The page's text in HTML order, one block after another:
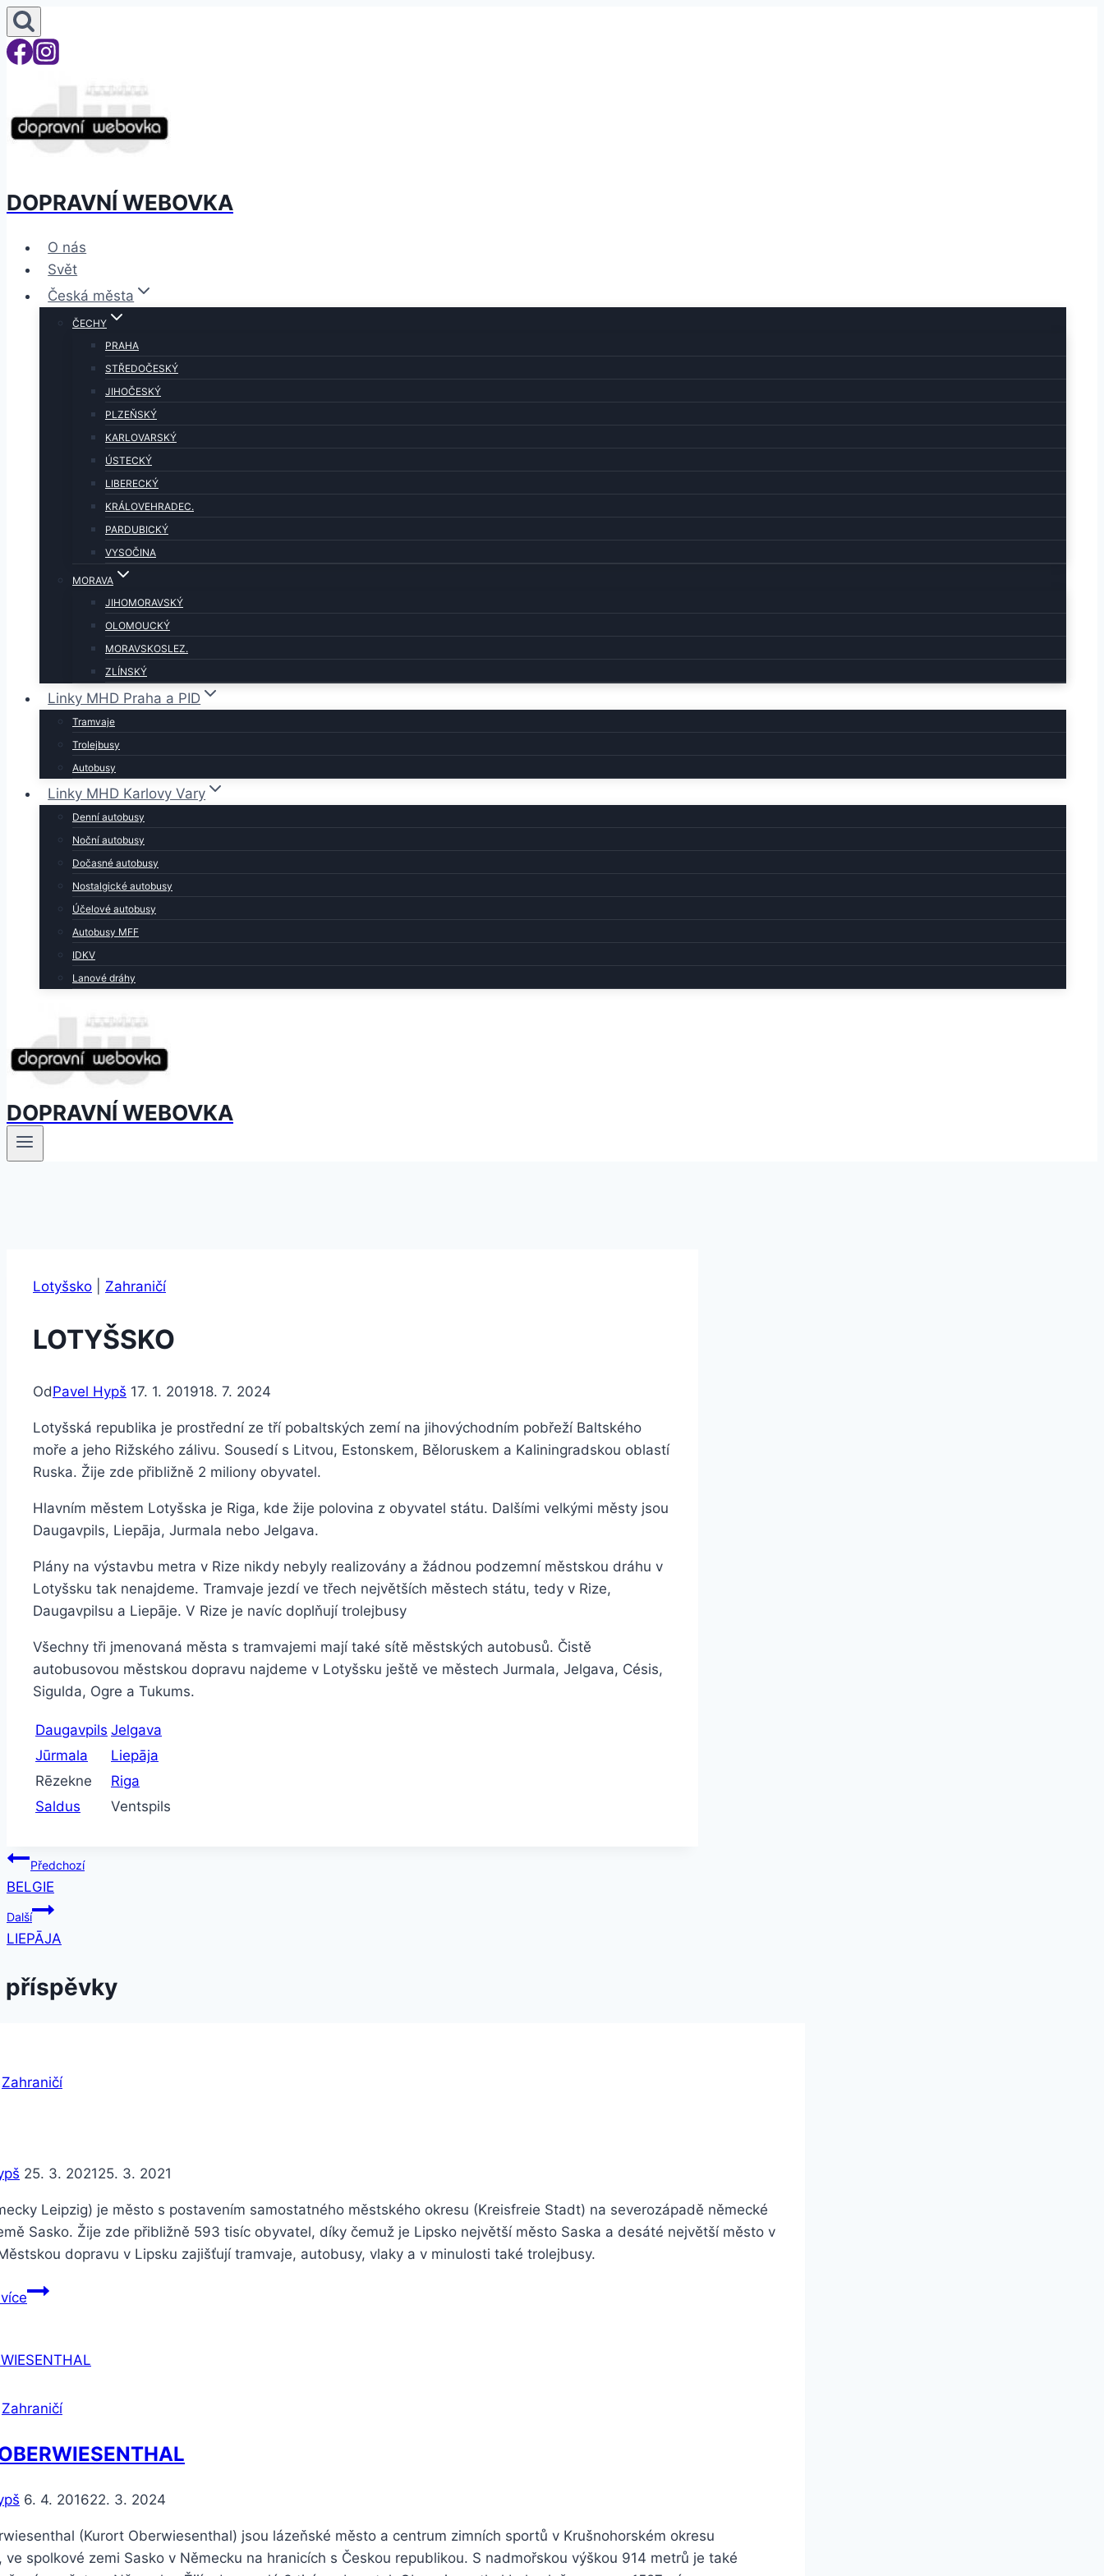
DOPRAVNÍ WEBOVKA
O nás
Svět
Česká města
ČECHY
PRAHA
STŘEDOČESKÝ
JIHOČESKÝ
PLZEŇSKÝ
KARLOVARSKÝ
ÚSTECKÝ
LIBERECKÝ
KRÁLOVEHRADEC.
PARDUBICKÝ
VYSOČINA
MORAVA
JIHOMORAVSKÝ
OLOMOUCKÝ
MORAVSKOSLEZ.
ZLÍNSKÝ
Linky MHD Praha a PID
Tramvaje
Trolejbusy
Autobusy
Linky MHD Karlovy Vary
Denní autobusy
Noční autobusy
Dočasné autobusy
Nostalgické autobusy
Účelové autobusy
Autobusy MFF
IDKV
Lanové dráhy
DOPRAVNÍ WEBOVKA
Lotyšsko Zahraničí
LOTYŠSKO
OdPavel Hypš 17. 1. 201918. 7. 2024
Lotyšská republika je prostřední ze tří pobaltských zemí na jihovýchodním pobřeží Baltského
moře a jeho Rižského zálivu. Sousedí s Litvou, Estonskem, Běloruskem a Kaliningradskou oblastí
Ruska. Žije zde přibližně 2 miliony obyvatel.
Hlavním městem Lotyšska je Riga, kde žije polovina z obyvatel státu. Dalšími velkými městy jsou
Daugavpils, Liepāja, Jurmala nebo Jelgava.
Plány na výstavbu metra v Rize nikdy nebyly realizovány a žádnou podzemní městskou dráhu v
Lotyšsku tak nenajdeme. Tramvaje jezdí ve třech největších městech státu, tedy v Rize,
Daugavpilsu a Liepāje. V Rize je navíc doplňují trolejbusy
Všechny tři jmenovaná města s tramvajemi mají také sítě městských autobusů. Čistě
autobusovou městskou dopravu najdeme v Lotyšsku ještě ve městech Jurmala, Jelgava, Césis,
Sigulda, Ogre a Tukums.
Daugavpils Jelgava
Jūrmala
Liepāja
Rēzekne
Riga
Saldus
Ventspils
Předchozí
BELGIE
Další
LIEPĀJA
příspěvky
Zahraničí
25. 3. 202125. 3. 2021
Leipzig) je město s postavením samostatného městského okresu (Kreisfreie Stadt) na severozápadě německé
Sasko. Žije zde přibližně 593 tisíc obyvatel, díky čemuž je Lipsko největší město Saska a desáté největší město v
dopravu v Lipsku zajišťují tramvaje, autobusy, vlaky a v minulosti také trolejbusy.
Zahraničí
6. 4. 201622. 3. 2024
(Kurort Oberwiesenthal) jsou lázeňské město a centrum zimních sportů v Krušnohorském okresu
ve spolkové zemi Sasko v Německu na hranicích s Českou republikou. S nadmořskou výškou 914 metrů je také